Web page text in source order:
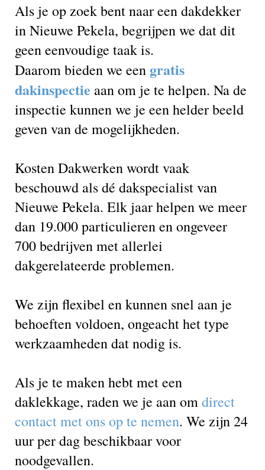
Als je op zoek bent naar een dakdekker
in Nieuwe Pekela, begrijpen we dat dit
geen eenvoudige taak is.
Daarom bieden we een gratis
dakinspectie aan om je te helpen. Na de
inspectie kunnen we je een helder beeld
geven van de mogelijkheden.
Kosten Dakwerken wordt vaak
beschouwd als dé dakspecialist van
Nieuwe Pekela. Elk jaar helpen we meer
dan 19.000 particulieren en ongeveer
700 bedrijven met allerlei
dakgerelateerde problemen.
We zijn flexibel en kunnen snel aan je
behoeften voldoen, ongeacht het type
werkzaamheden dat nodig is.
Als je te maken hebt met een
daklekkage, raden we je aan omdirect
contact met ons op te nemen. We zijn 24
uur per dag beschikbaar voor
noodgevallen.